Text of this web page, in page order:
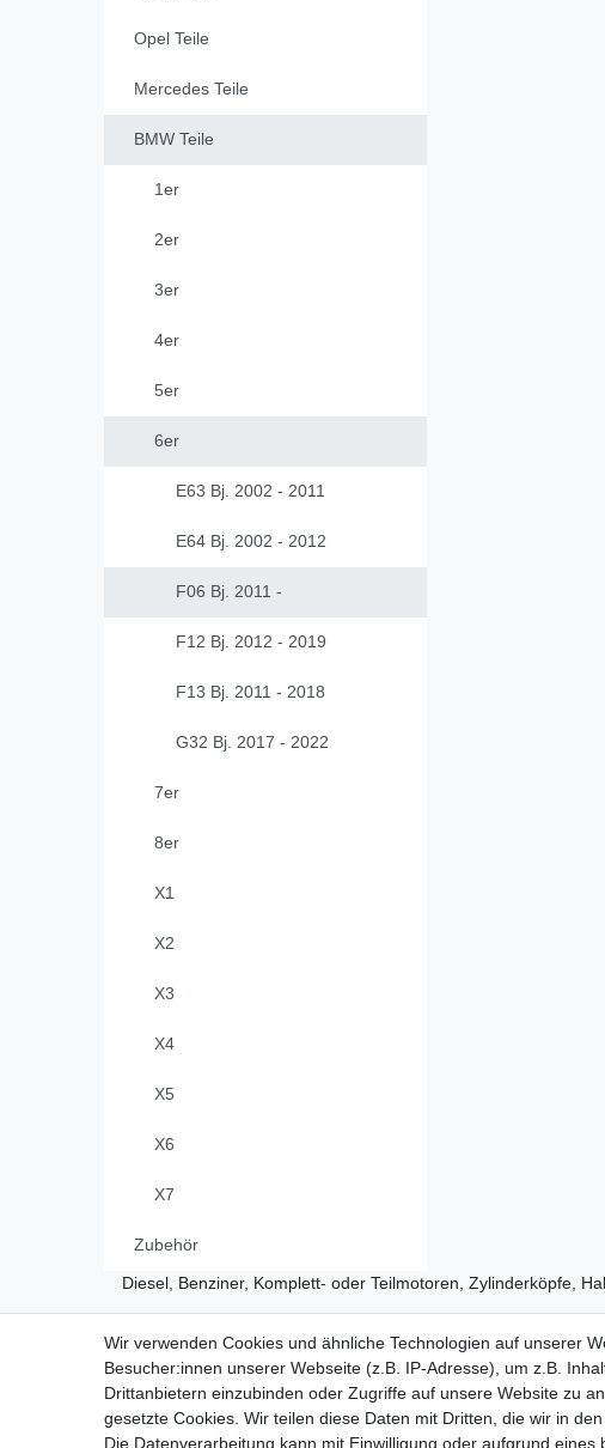
Opel Teile
Mercedes Teile
BMW Teile
1er
2er
3er
4er
5er
6er
E63 Bj. 2002 - 2011
E64 Bj. 2002 - 2012
F06 Bj. 2011 -
F12 Bj. 2012 - 2019
F13 Bj. 2011 - 2018
G32 Bj. 2017 - 2022
7er
8er
X1
X2
X3
X4
X5
X6
X7
Zubehör
Diesel, Benziner, Komplett- oder Teilmotoren, Zylinderköpfe,
Vertrag widerrufen
Wir verwenden Cookies und ähnliche Technologien auf unserer
Besucher:innen unserer Webseite (z.B. IP-Adresse), um z.B.
Drittanbietern einzubinden oder Zugriffe auf unsere Website zu
gesetzte Cookies. Wir teilen diese Daten mit Dritten, die wir in
Die Datenverarbeitung kann mit Einwilligung oder aufgrund